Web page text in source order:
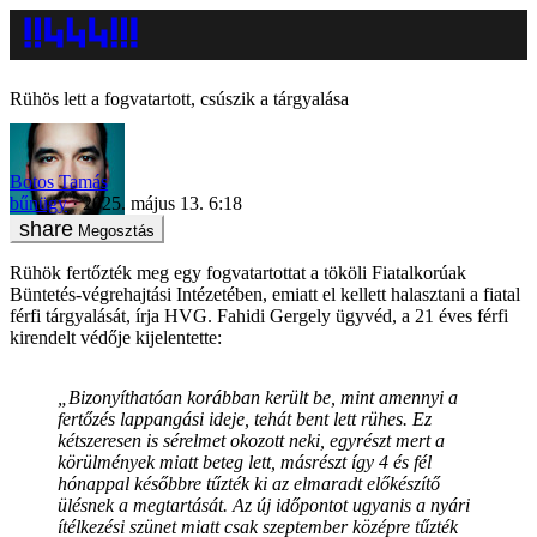
Rühös lett a fogvatartott, csúszik a tárgyalása
Botos Tamás
bűnügy
2025. május 13. 6:18
Megosztás
Rühök fertőzték meg egy fogvatartottat a tököli Fiatalkorúak
Büntetés-végrehajtási Intézetében, emiatt el kellett halasztani a fiatal
férfi tárgyalását, írja HVG. Fahidi Gergely ügyvéd, a 21 éves férfi
kirendelt védője kijelentette:
„Bizonyíthatóan korábban került be, mint amennyi a
fertőzés lappangási ideje, tehát bent lett rühes. Ez
kétszeresen is sérelmet okozott neki, egyrészt mert a
körülmények miatt beteg lett, másrészt így 4 és fél
hónappal későbbre tűzték ki az elmaradt előkészítő
ülésnek a megtartását. Az új időpontot ugyanis a nyári
ítélkezési szünet miatt csak szeptember középre tűzték